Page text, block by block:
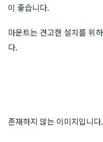
이 좋습니다.
마운트는 견고한 설치를 위
다.
존재하지 않는 이미지입니다.